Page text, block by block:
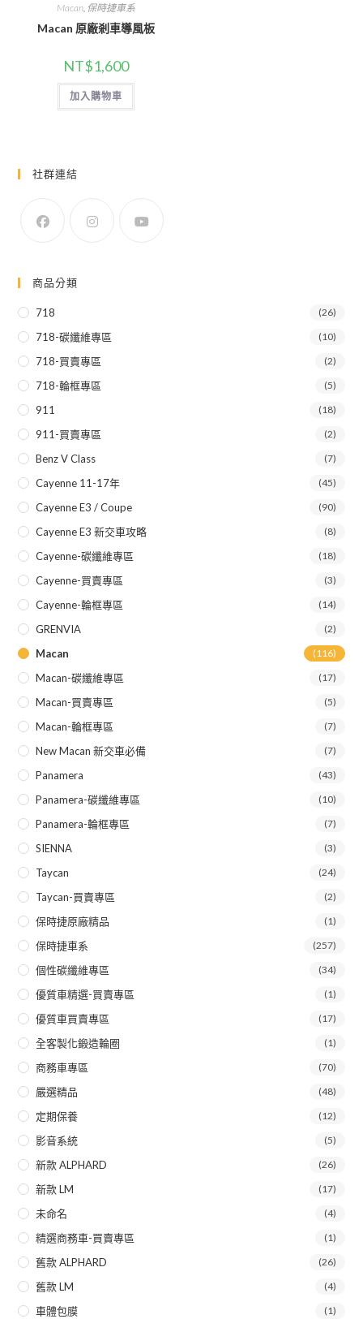
Macan, 保時捷車系
Macan 原廠剎車導風板
NT$1,600
加入購物車
社群連結
商品分類
718 (26)
718-碳纖維專區 (10)
718-買賣專區 (2)
718-輪框專區 (5)
911 (18)
911-買賣專區 (2)
Benz V Class (7)
Cayenne 11-17年 (45)
Cayenne E3 / Coupe (90)
Cayenne E3 新交車攻略 (8)
Cayenne-碳纖維專區 (18)
Cayenne-買賣專區 (3)
Cayenne-輪框專區 (14)
GRENVIA (2)
Macan (116)
Macan-碳纖維專區 (17)
Macan-買賣專區 (5)
Macan-輪框專區 (7)
New Macan 新交車必備 (7)
Panamera (43)
Panamera-碳纖維專區 (10)
Panamera-輪框專區 (7)
SIENNA (3)
Taycan (24)
Taycan-買賣專區 (2)
保時捷原廠精品 (1)
保時捷車系 (257)
個性碳纖維專區 (34)
優質車精選-買賣專區 (1)
優質車買賣專區 (17)
全客製化鍛造輪圈 (1)
商務車專區 (70)
嚴選精品 (48)
定期保養 (12)
影音系統 (5)
新款 ALPHARD (26)
新款 LM (17)
未命名 (4)
精選商務車-買賣專區 (1)
舊款 ALPHARD (26)
舊款 LM (4)
車體包膜 (1)